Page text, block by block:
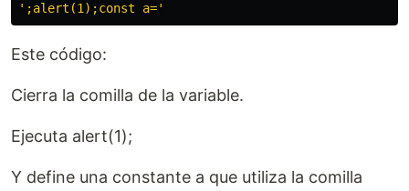
' ;alert(1);const a='
Este código:
Cierra la comilla de la variable.
Ejecuta alert(1);
Y define una constante a que utiliza la comilla